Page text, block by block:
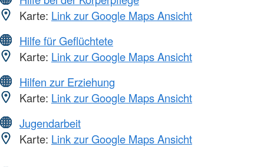
Karte: Link zur Google Maps Ansicht
Hilfe für Geflüchtete
Karte: Link zur Google Maps Ansicht
Hilfen zur Erziehung
Karte: Link zur Google Maps Ansicht
Jugendarbeit
Karte: Link zur Google Maps Ansicht